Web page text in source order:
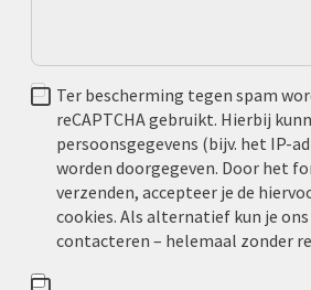
Ter bescherming tegen spam
reCAPTCHA gebruikt. Hierbij
persoonsgegevens (bijv. het IP-
worden doorgegeven. Door het
verzenden, accepteer je de
cookies. Als alternatief kun je
contacteren – helemaal zonder